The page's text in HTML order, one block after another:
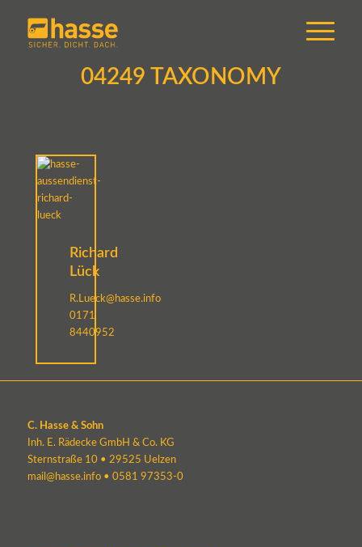
04249 TAXONOMY
Richard
Lück
R.Lueck@hasse.info
0171
8440952
C. Hasse & Sohn
Inh. E. Rädecke GmbH & Co. KG
Sternstraße 10 • 29525 Uelzen
mail@hasse.info• 0581 97353-0